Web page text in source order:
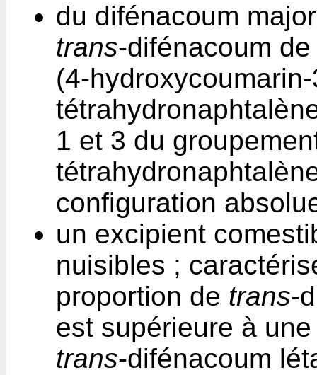
du difénacoum
trans-difénacoum
(4-
1 et 3 du
configuration
un excipient
nuisibles ;
proportion de trans-
est supérieure à
trans-difénacoum